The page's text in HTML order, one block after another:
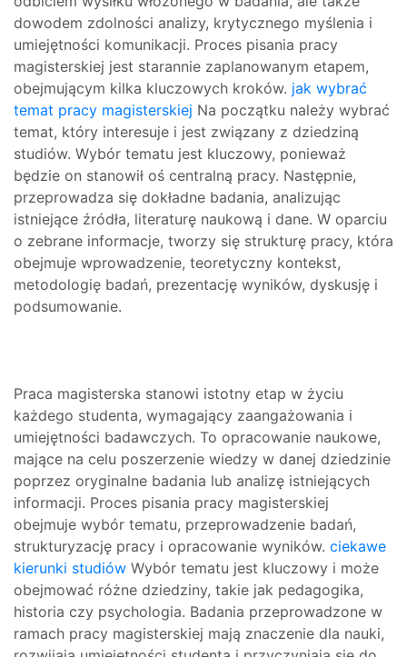
dowodem zdolności analizy, krytycznego myślenia i
umiejętności komunikacji. Proces pisania pracy
magisterskiej jest starannie zaplanowanym etapem,
obejmującym kilka kluczowych kroków. jak wybrać
temat pracy magisterskiej Na początku należy wybrać
temat, który interesuje i jest związany z dziedziną
studiów. Wybór tematu jest kluczowy, ponieważ
będzie on stanowił oś centralną pracy. Następnie,
przeprowadza się dokładne badania, analizując
istniejące źródła, literaturę naukową i dane. W oparciu
o zebrane informacje, tworzy się strukturę pracy, która
obejmuje wprowadzenie, teoretyczny kontekst,
metodologię badań, prezentację wyników, dyskusję i
podsumowanie.
Praca magisterska stanowi istotny etap w życiu
każdego studenta, wymagający zaangażowania i
umiejętności badawczych. To opracowanie naukowe,
mające na celu poszerzenie wiedzy w danej dziedzinie
poprzez oryginalne badania lub analizę istniejących
informacji. Proces pisania pracy magisterskiej
obejmuje wybór tematu, przeprowadzenie badań,
strukturyzację pracy i opracowanie wyników. ciekawe
kierunki studiów Wybór tematu jest kluczowy i może
obejmować różne dziedziny, takie jak pedagogika,
historia czy psychologia. Badania przeprowadzone w
ramach pracy magisterskiej mają znaczenie dla nauki,